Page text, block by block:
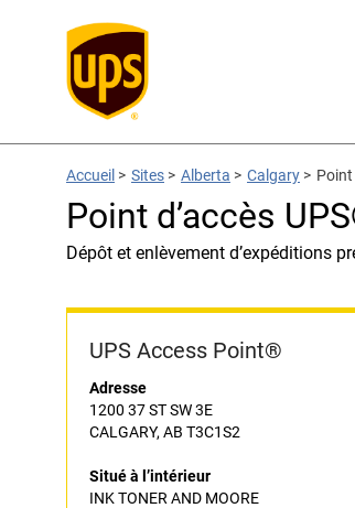
Accueil > Sites > Alberta > Calgary > Point
Point d’accès
Dépôt et enlèvement d’expéditions
UPS Access Point®
Adresse
1200 37 ST SW 3E
CALGARY, AB T3C1S2
Situé à l’intérieur
INK TONER AND MOORE